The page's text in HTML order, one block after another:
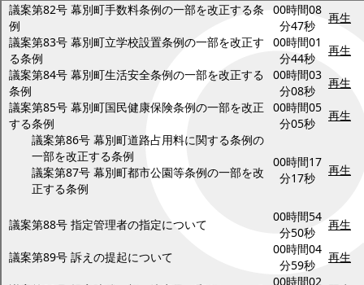
議案第82号 幕別町手数料条例の一部を改正する条
例
00時間08
分47秒
再生
議案第83号 幕別町立学校設置条例の一部を改正す
る条例
00時間01
分44秒
再生
議案第84号 幕別町生活安全条例の一部を改正する
条例
00時間03
分08秒
再生
議案第85号 幕別町国民健康保険条例の一部を改正
する条例
00時間05
分05秒
再生
議案第86号 幕別町道路占用料に関する条例の
一部を改正する条例
議案第87号 幕別町都市公園等条例の一部を改
正する条例
00時間17
分17秒
再生
議案第88号 指定管理者の指定について
00時間54
分50秒
再生
議案第89号 訴えの提起について
00時間04
分59秒
再生
00時間02